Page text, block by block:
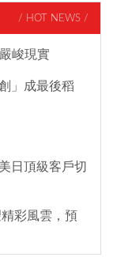
/ HOT NEWS /
峻現實
」成最後稻
日頂級客戶切
彩風雲，預